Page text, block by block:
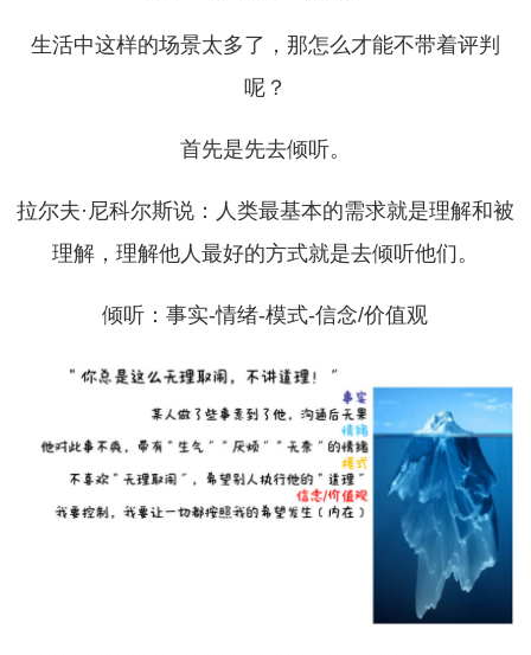
生活中这样的场景太多了，那怎么才能不带着评判
呢？
首先是先去倾听。
拉尔夫·尼科尔斯说：人类最基本的需求就是理解和被
理解，理解他人最好的方式就是去倾听他们。
倾听：事实-情绪-模式-信念/价值观